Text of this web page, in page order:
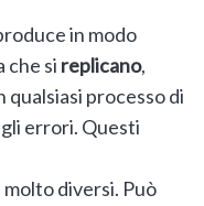
in modo
che si replicano,
qualsiasi processo di
errori. Questi
diversi. Può